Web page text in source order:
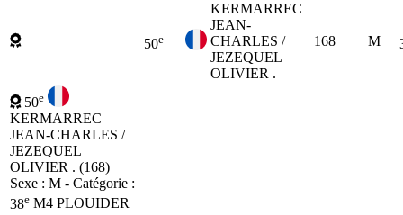
50e
KERMARREC
JEAN-
CHARLES /
JEZEQUEL
OLIVIER .
168 M
50e
KERMARREC
JEAN-CHARLES /
JEZEQUEL
OLIVIER . (168)
Sexe : M - Catégorie :
38e M4 PLOUIDER